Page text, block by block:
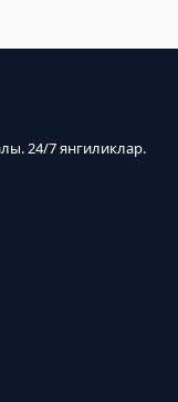
24/7 янгиликлар.